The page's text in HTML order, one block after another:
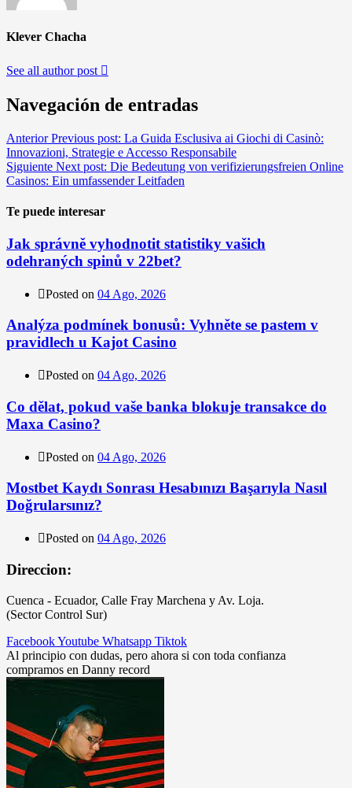
Klever Chacha
See all author post
Navegación de entradas
Anterior Previous post: La Guida Esclusiva ai Giochi di Casinò:
Innovazioni, Strategie e Accesso Responsabile
Siguiente Next post: Die Bedeutung von verifizierungsfreien Online
Casinos: Ein umfassender Leitfaden
Te puede interesar
Jak správně vyhodnotit statistiky vašich
odehraných spinů v 22bet?
Posted on 04 Ago, 2026
Analýza podmínek bonusů: Vyhněte se pastem v
pravidlech u Kajot Casino
Posted on 04 Ago, 2026
Co dělat, pokud vaše banka blokuje transakce do
Maxa Casino?
Posted on 04 Ago, 2026
Mostbet Kaydı Sonrası Hesabınızı Başarıyla Nasıl
Doğrularsınız?
Posted on 04 Ago, 2026
Direccion:
Cuenca - Ecuador, Calle Fray Marchena y Av. Loja.
(Sector Control Sur)
FacebookYoutube Whatsapp Tiktok
Al principio con dudas, pero ahora si con toda confianza
compramos en Danny record